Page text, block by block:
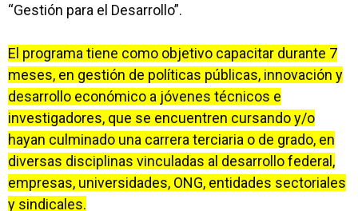
“Gestión para el Desarrollo”.
El programa tiene como objetivo capacitar durante 7
meses, en gestión de políticas públicas, innovación y
desarrollo económico a jóvenes técnicos e
investigadores, que se encuentren cursando y/o
hayan culminado una carrera terciaria o de grado, en
diversas disciplinas vinculadas al desarrollo federal,
empresas, universidades, ONG, entidades sectoriales
y sindicales.